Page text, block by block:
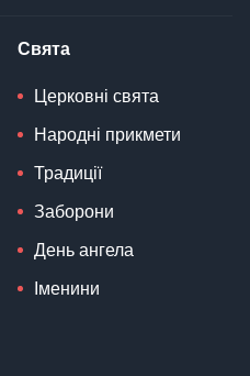
Свята
Церковні свята
Народні прикмети
Традиції
Заборони
День ангела
Іменини